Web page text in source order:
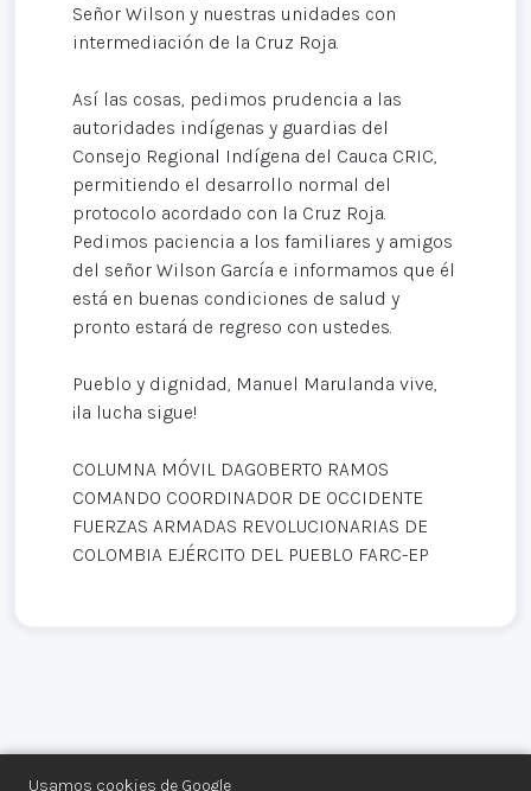
Usamos cookies de Google
Señor Wilson y nuestras unidades con
intermediación de la Cruz Roja.
Así las cosas, pedimos prudencia a las
autoridades indígenas y guardias del
Consejo Regional Indígena del Cauca CRIC,
permitiendo el desarrollo normal del
protocolo acordado con la Cruz Roja.
Pedimos paciencia a los familiares y amigos
del señor Wilson García e informamos que él
está en buenas condiciones de salud y
pronto estará de regreso con ustedes.
Pueblo y dignidad, Manuel Marulanda vive,
¡la lucha sigue!
COLUMNA MÓVIL DAGOBERTO RAMOS
COMANDO COORDINADOR DE OCCIDENTE
FUERZAS ARMADAS REVOLUCIONARIAS DE
COLOMBIA EJÉRCITO DEL PUEBLO FARC-EP